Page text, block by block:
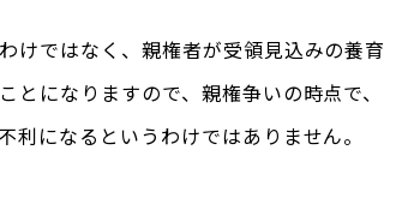
けではなく、親権者が受領見込みの養育
になりますので、親権争いの時点で、
になるというわけではありません。